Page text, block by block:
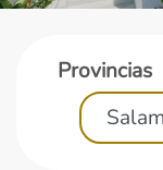
Provincias